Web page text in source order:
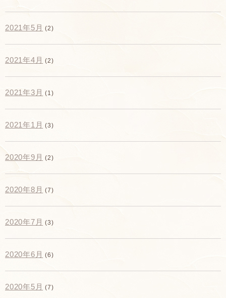
2021年5月 (2)
2021年4月 (2)
2021年3月 (1)
2021年1月 (3)
2020年9月 (2)
2020年8月 (7)
2020年7月 (3)
2020年6月 (6)
2020年5月 (7)